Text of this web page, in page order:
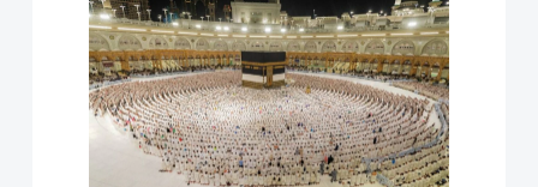
والخدمات» مكّنت ضيوف...